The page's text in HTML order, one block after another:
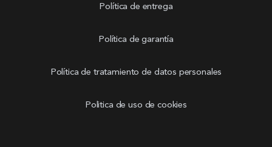
Política de entrega
Política de garantía
Política de tratamiento de datos personales
Politica de uso de cookies